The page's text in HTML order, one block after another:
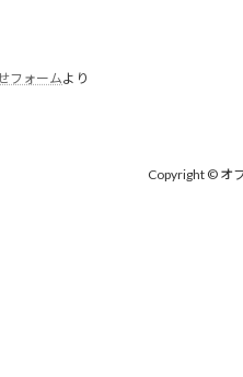
フォームより
Copyright © オ